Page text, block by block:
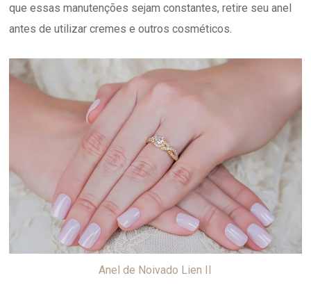
que essas manutenções sejam constantes, retire seu anel
antes de utilizar cremes e outros cosméticos.
Anel de Noivado Lien II